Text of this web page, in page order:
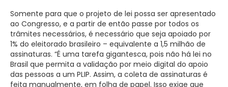
Somente para que o projeto de lei possa ser apresentado
ao Congresso, e a partir de então passe por todos os
trâmites necessários, é necessário que seja apoiado por
1% do eleitorado brasileiro – equivalente a 1,5 milhão de
assinaturas. “É uma tarefa gigantesca, pois não há lei no
Brasil que permita a validação por meio digital do apoio
das pessoas a um PLIP. Assim, a coleta de assinaturas é
feita manualmente, em folha de papel. Isso exige que